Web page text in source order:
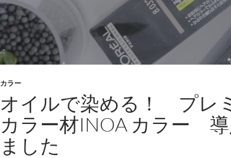
カラー
オイルで染める！ プレ
カラー材INOA カラー
ました